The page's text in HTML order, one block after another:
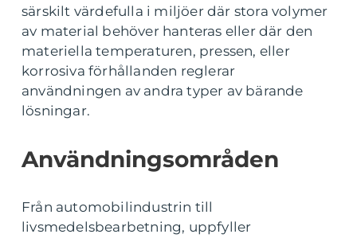
särskilt värdefulla i miljöer där stora volymer
av material behöver hanteras eller där den
materiella temperaturen, pressen, eller
korrosiva förhållanden reglerar
användningen av andra typer av bärande
lösningar.
Användningsområden
Från automobilindustrin till
livsmedelsbearbetning, uppfyller